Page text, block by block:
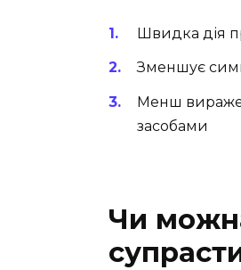
Швидка дія
Зменшує
Менш
засобами
Чи